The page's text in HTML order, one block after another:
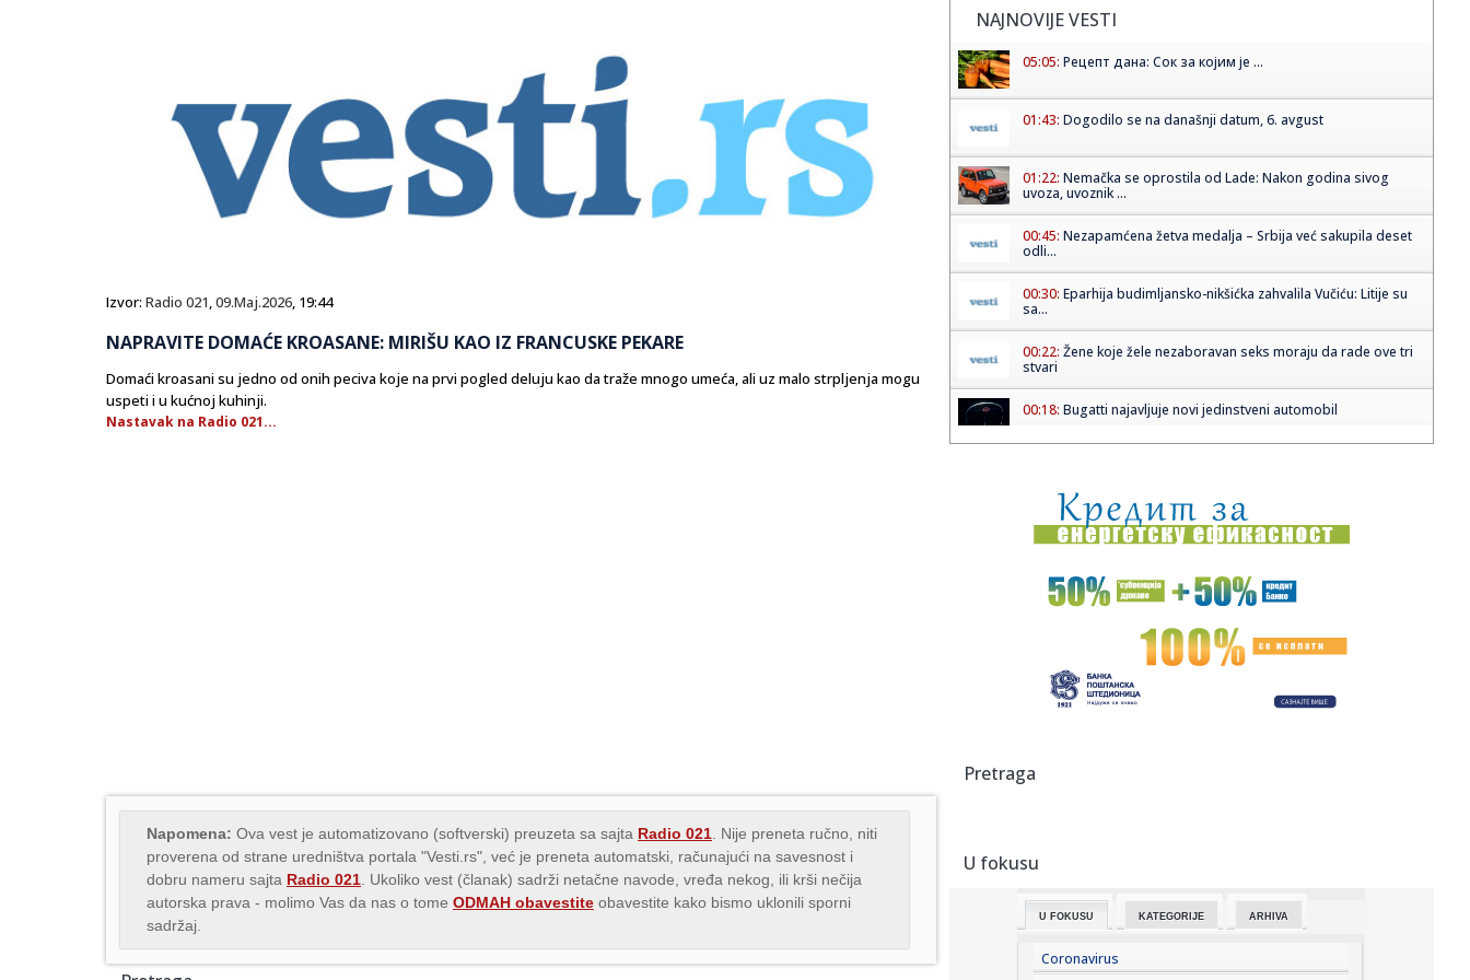
Izvor: Radio 021,09.Maj.2026, 19:44
NAPRAVITE DOMAĆE KROASANE: MIRIŠU KAO IZ FRANCUSKE PEKARE
Domaći kroasani su jedno od onih peciva koje na prvi pogled deluju kao da traže mnogo umeća, ali uz malo strpljenja mogu
uspeti i u kućnoj kuhinji.
Nastavak na Radio 021...
Napomena: Ova vest je automatizovano (softverski) preuzeta sa sajta Radio 021 . Nije preneta ručno, niti
proverena od strane uredništva portala "Vesti.rs", već je preneta automatski, računajući na savesnost i
dobru nameru sajta Radio 021 . Ukoliko vest (članak) sadrži netačne navode, vređa nekog, ili krši nečija
autorska prava - molimo Vas da nas o tome ODMAH obavestite obavestite kako bismo uklonili sporni
sadržaj.
NAJNOVIJE VESTI
05:05: Рецепт дана: Сок за којим је ...
01:43: Dogodilo se na današnji datum, 6. avgust
01:22: Nemačka se oprostila od Lade: Nakon godina sivog
uvoza, uvoznik ...
00:45: Nezapamćena žetva medalja – Srbija već sakupila deset
odli...
00:30: Eparhija budimljansko-nikšićka zahvalila Vučiću: Litije su
sa...
00:22: Žene koje žele nezaboravan seks moraju da rade ove tri
stvari
00:18: Bugatti najavljuje novi jedinstveni automobil
00:02:Na današnji dan, 6. avgust
23:51:Tri medalje za Srbiju na EP
KIKS PANATINAIKOSA UPRKOS OGROMNIM ULAGANJIMA:
23:46:Tragedija kod Požarevca: Čovek stradao u požaru koji je
23:35:
23:33:
Novi rat Anđeline Džoli i Breda Pita! Glumac traži da otkrije
Pretraga
U fokusu
U FOKUSU KATEGORIJE ARHIVA
Coronavirus